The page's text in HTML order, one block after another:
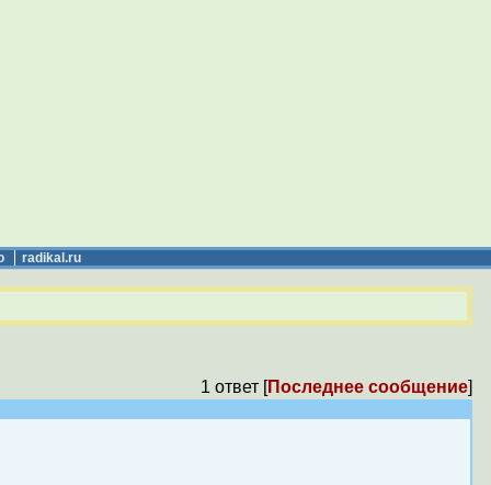
radikal.ru
1 ответ [Последнее сообщение]